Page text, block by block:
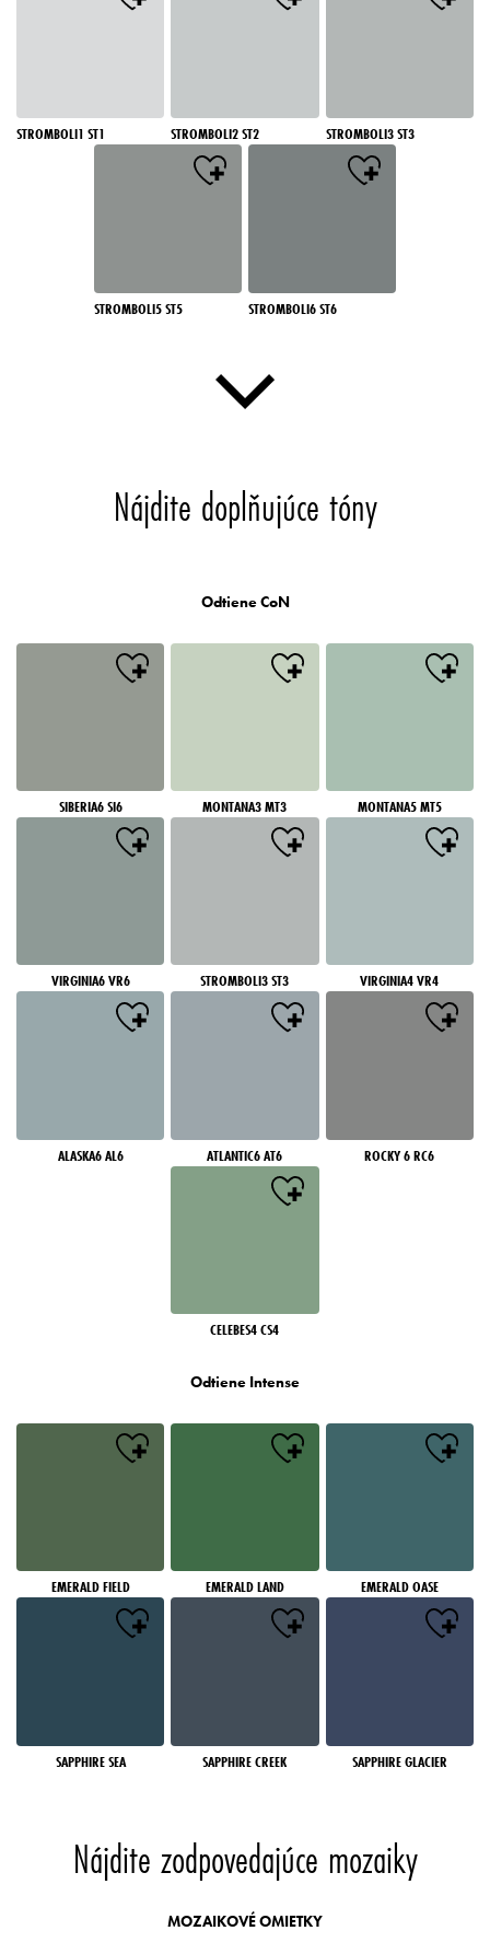
STROMBOLI1 ST1 STROMBOLI2 ST2 STROMBOLI3 ST3
STROMBOLI5 ST5 STROMBOLI6 ST6
Nájdite doplňujúce tóny
Odtiene CoN
SIBERIA6 SI6 MONTANA3 MT3 MONTANA5 MT5
VIRGINIA6 VR6 STROMBOLI3 ST3 VIRGINIA4 VR4
ALASKA6 AL6 ATLANTIC6 AT6 ROCKY 6 RC6
CELEBES4 CS4
Odtiene Intense
EMERALD FIELD EMERALD LAND EMERALD OASE
SAPPHIRE SEA SAPPHIRE CREEK SAPPHIRE GLACIER
Nájdite zodpovedajúce mozaiky
MOZAIKOVÉ OMIETKY